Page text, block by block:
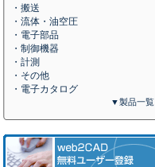
・搬送
・流体・油空圧
・電子部品
・制御機器
・計測
・その他
・電子カタログ
▼製品一覧